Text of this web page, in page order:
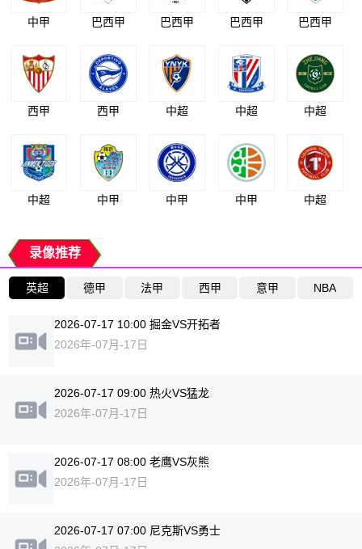
中甲 巴西甲 巴西甲 巴西甲 巴西甲
西甲 西甲 中超 中超 中超
中超 中甲 中甲 中甲 中超
录像推荐
英超 德甲 法甲 西甲 意甲 NBA
2026-07-17 10:00 掘金VS开拓者
2026年-07月-17日
2026-07-17 09:00 热火VS猛龙
2026年-07月-17日
2026-07-17 08:00 老鹰VS灰熊
2026年-07月-17日
2026-07-17 07:00 尼克斯VS勇士